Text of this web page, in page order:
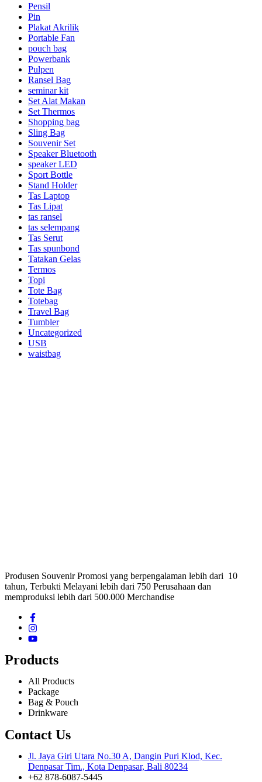
Pensil
Pin
Plakat Akrilik
Portable Fan
pouch bag
Powerbank
Pulpen
Ransel Bag
seminar kit
Set Alat Makan
Set Thermos
Shopping bag
Sling Bag
Souvenir Set
Speaker Bluetooth
speaker LED
Sport Bottle
Stand Holder
Tas Laptop
Tas Lipat
tas ransel
tas selempang
Tas Serut
Tas spunbond
Tatakan Gelas
Termos
Topi
Tote Bag
Totebag
Travel Bag
Tumbler
Uncategorized
USB
waistbag
Produsen Souvenir Promosi yang berpengalaman lebih dari 10
tahun, Terbukti Melayani lebih dari 750 Perusahaan dan
memproduksi lebih dari 500.000 Merchandise
Products
All Products
Package
Bag & Pouch
Drinkware
Contact Us
Jl. Jaya Giri Utara No.30 A, Dangin Puri Klod, Kec.
Denpasar Tim., Kota Denpasar, Bali 80234
+62 878-6087-5445